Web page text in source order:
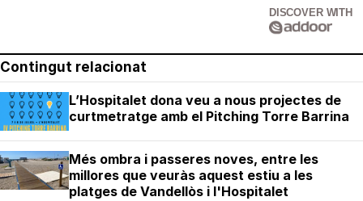
DISCOVER WITH
Contingut relacionat
L’Hospitalet dona veu a nous projectes de
curtmetratge amb el Pitching Torre Barrina
Més ombra i passeres noves, entre les
millores que veuràs aquest estiu a les
platges de Vandellòs i l'Hospitalet